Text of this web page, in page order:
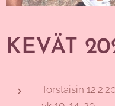
KEVÄT
Torstaisin